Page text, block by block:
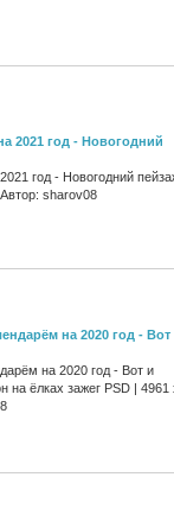
2021 год - Новогодний
год - Новогодний
sharov08
на 2020 год - Вот
на 2020 год - Вот и
на ёлках зажег PSD | 4961